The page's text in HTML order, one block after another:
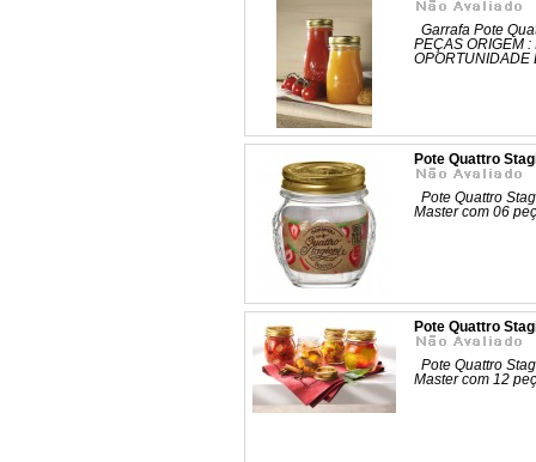
Garrafa Pote
PEÇAS ORIGEM
OPORTUNIDADE
Pote Quattro
Pote Quattro
Master com 06
Pote Quattro
Pote Quattro
Master com 12